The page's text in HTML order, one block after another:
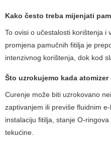
Kako često treba mijenjati
To ovisi o učestalosti korištenja i
promjena pamučnih fitilja je
intenzivnog korištenja, dok kod
Što uzrokujemo kada atomizer
Curenje može biti uzrokovano
zaptivanjem ili previše fluidnim
instalaciju fitilja, stanje O-
tekućine.